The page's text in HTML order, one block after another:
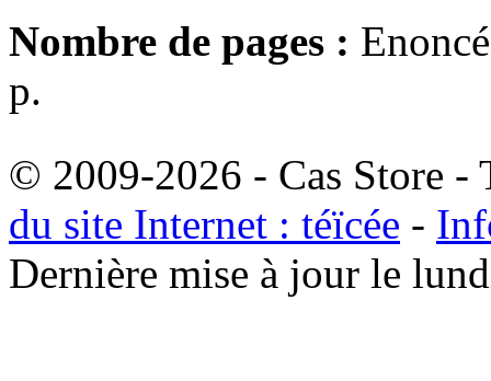
Nombre de pages :
p.
© 2009-2026 - Cas Store -
du site Internet : téïcée -
Dernière mise à jour le